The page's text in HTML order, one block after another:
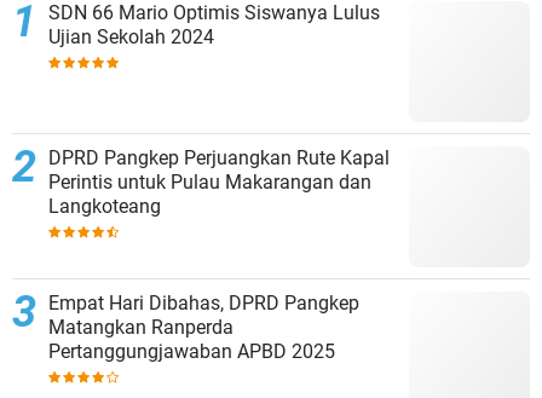
SDN 66 Mario Optimis Siswanya Lulus
Ujian Sekolah 2024
DPRD Pangkep Perjuangkan Rute Kapal
Perintis untuk Pulau Makarangan dan
Langkoteang
Empat Hari Dibahas, DPRD Pangkep
Matangkan Ranperda
Pertanggungjawaban APBD 2025